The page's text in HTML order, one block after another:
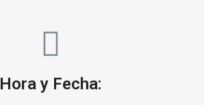
Hora y Fecha: